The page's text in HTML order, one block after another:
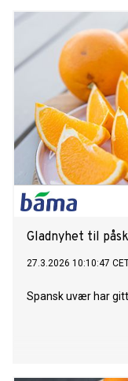
Gladnyhet til
27.3.2026 10:10:47
Spansk uvær har